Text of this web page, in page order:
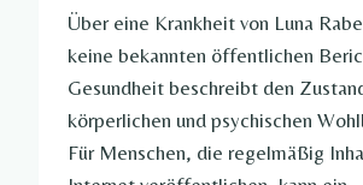
Über eine Krankheit von Luna
keine bekannten öffentlichen
Gesundheit beschreibt den
körperlichen und psychischen
Für Menschen, die regelmäßig